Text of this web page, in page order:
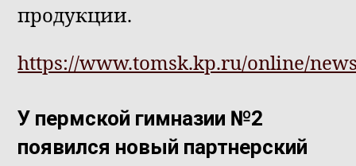
продукции.
https://www.tomsk.kp.ru/online/
У пермской гимназии №2
появился новый партнерский